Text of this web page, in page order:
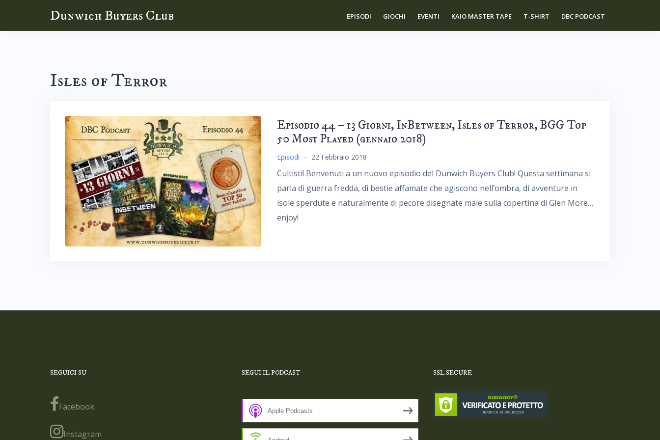
Dunwich Buyers Club EPISODI GIOCHI EVENTI KAIO MASTER TAPE T-SHIRT DBC PODCAST
Isles of Terror
Episodio 44 – 13 Giorni, InBetween, Isles of Terror, BGG Top
50 Most Played (gennaio 2018)
Episodi – 22 Febbraio 2018
Cultisti! Benvenuti a un nuovo episodio del Dunwich Buyers Club! Questa settimana si
parla di guerra fredda, di bestie affamate che agiscono nell’ombra, di avventure in
isole sperdute e naturalmente di pecore disegnate male sulla copertina di Glen More…
enjoy!
SEGUICI SU
Facebook
Instagram
SEGUI IL PODCAST
Apple Podcasts
SSL SECURE